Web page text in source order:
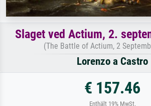
Slaget ved Actium, 2.
(The Battle of Actium, 2
Lorenzo a Castro
€ 157.46
Enthält 19% MwSt.